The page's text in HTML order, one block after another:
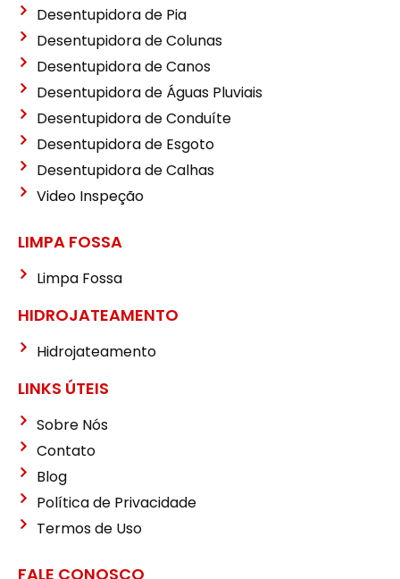
Desentupidora de Pia
Desentupidora de Colunas
Desentupidora de Canos
Desentupidora de Águas Pluviais
Desentupidora de Conduíte
Desentupidora de Esgoto
Desentupidora de Calhas
Video Inspeção
LIMPA FOSSA
Limpa Fossa
HIDROJATEAMENTO
Hidrojateamento
LINKS ÚTEIS
Sobre Nós
Contato
Blog
Política de Privacidade
Termos de Uso
FALE CONOSCO